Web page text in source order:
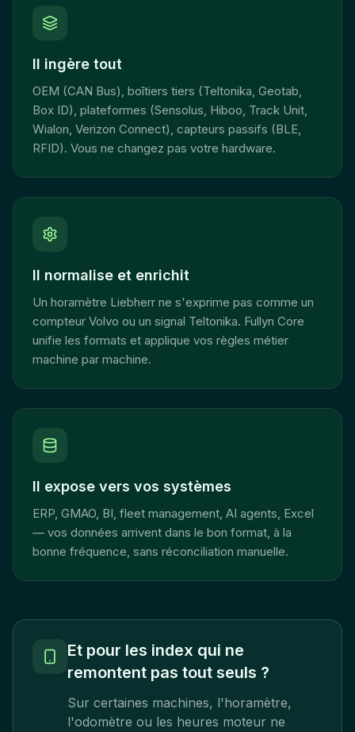
Il ingère tout
OEM (CAN Bus), boîtiers tiers (Teltonika, Geotab,
Box ID), plateformes (Sensolus, Hiboo, Track Unit,
Wialon, Verizon Connect), capteurs passifs (BLE,
RFID). Vous ne changez pas votre hardware.
Il normalise et enrichit
Un horamètre Liebherr ne s'exprime pas comme un
compteur Volvo ou un signal Teltonika. Fullyn Core
unifie les formats et applique vos règles métier
machine par machine.
Il expose vers vos systèmes
ERP, GMAO, BI, fleet management, AI agents, Excel
— vos données arrivent dans le bon format, à la
bonne fréquence, sans réconciliation manuelle.
Et pour les index qui ne
remontent pas tout seuls ?
Sur certaines machines, l'horamètre,
l'odomètre ou les heures moteur ne